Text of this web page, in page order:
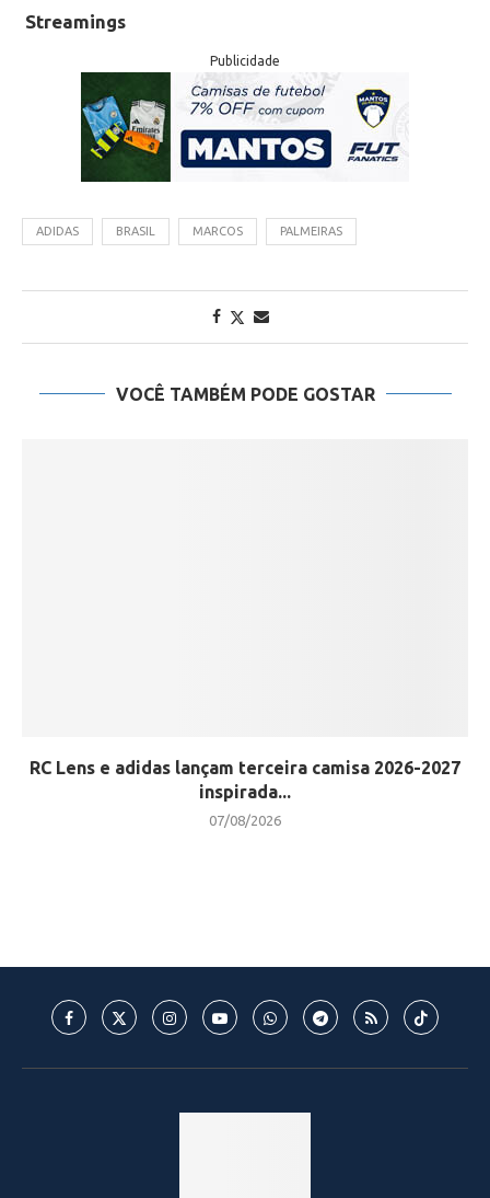
Streamings
Publicidade
ADIDAS BRASIL MARCOS PALMEIRAS
VOCÊ TAMBÉM PODE GOSTAR
RC Lens e adidas lançam terceira camisa 2026-2027
inspirada...
07/08/2026